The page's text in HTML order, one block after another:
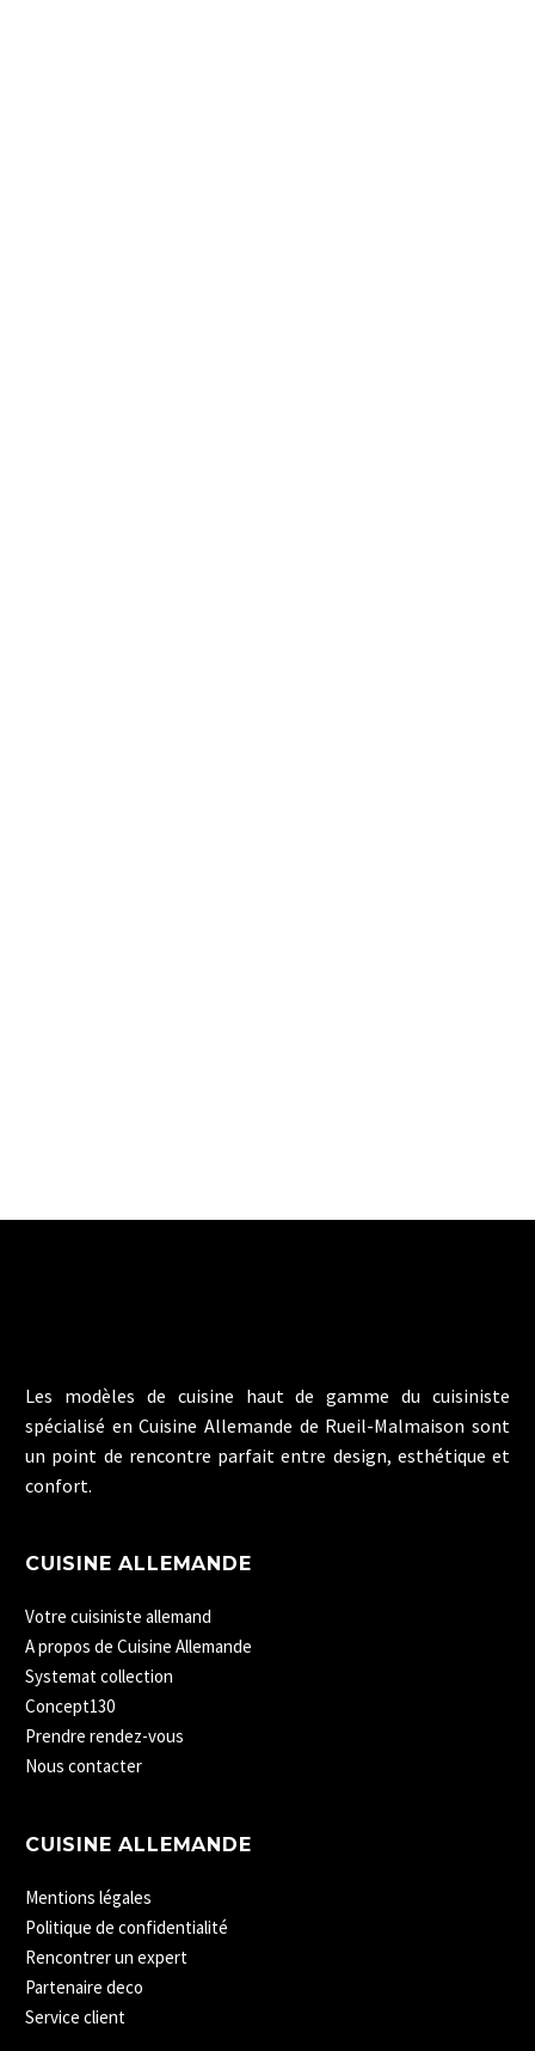
Les modèles de cuisine haut de gamme du cuisiniste
spécialisé en Cuisine Allemande de Rueil-Malmaison sont
un point de rencontre parfait entre design, esthétique et
confort.
CUISINE ALLEMANDE
Votre cuisiniste allemand
A propos de Cuisine Allemande
Systemat collection
Concept130
Prendre rendez-vous
Nous contacter
CUISINE ALLEMANDE
Mentions légales
Politique de confidentialité
Rencontrer un expert
Partenaire deco
Service client